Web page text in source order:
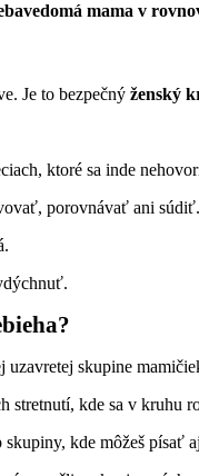
mama v
Je to bezpečný ženský
ktoré sa inde
porovnávať ani súdiť.
uzavretej skupine
stretnutí, kde sa v kruhu
kde môžeš písať